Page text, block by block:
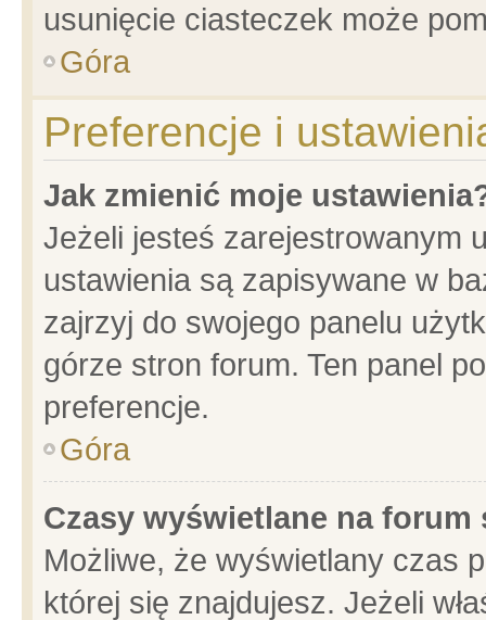
usunięcie ciasteczek może
Góra
Preferencje i
Jak zmienić moje
Jeżeli jesteś zarejestrowanym
ustawienia są zapisywane w
zajrzyj do swojego panelu
górze stron forum. Ten panel
preferencje.
Góra
Czasy wyświetlane na forum
Możliwe, że wyświetlany czas
której się znajdujesz. Jeżeli